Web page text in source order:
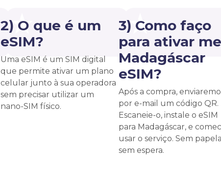
2) O que é um
eSIM?
Uma eSIM é um SIM digital
que permite ativar um plano
celular junto à sua operadora
sem precisar utilizar um
nano-SIM físico.
3) Como faço
para ativar
Madagáscar
eSIM?
Após a compra,
por e-mail um código QR.
Escaneie-o, instale o eSIM
para Madagáscar, e
usar o serviço. Sem
sem espera.